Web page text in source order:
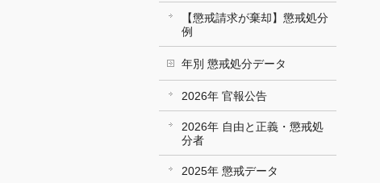
【懲戒請求が棄却】懲戒処分
例
年別 懲戒処分データ
2026年 官報公告
2026年 自由と正義・懲戒処
分者
2025年 懲戒データ